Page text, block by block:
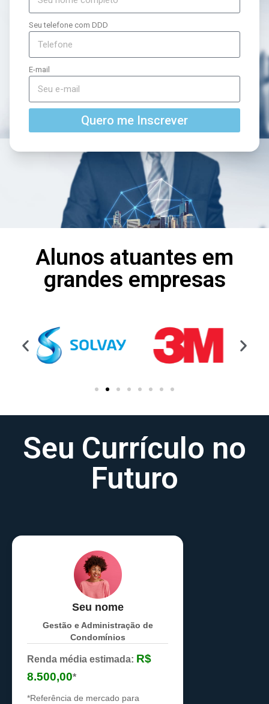
Seu telefone com DDD
E-mail
Quero me Inscrever
Alunos atuantes em
grandes empresas
Seu Currículo no
Futuro
Seu nome
Gestão e Administração de
Condomínios
Renda média estimada: R$
8.500,00*
*Referência de mercado para